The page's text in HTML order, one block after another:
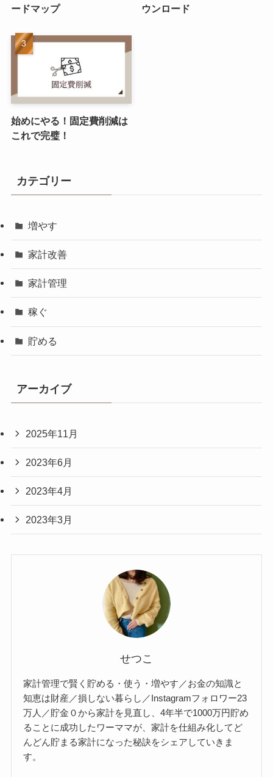
ードマップ
ウンロード
始めにやる！固定費削減は
これで完璧！
カテゴリー
増やす
家計改善
家計管理
稼ぐ
貯める
アーカイブ
2025年11月
2023年6月
2023年4月
2023年3月
せつこ
家計管理で賢く貯める・使う・増やす／お金の知識と
知恵は財産／損しない暮らし／Instagramフォロワー23
万人／貯金０から家計を見直し、4年半で1000万円貯め
ることに成功したワーママが、家計を仕組み化してど
んどん貯まる家計になった秘訣をシェアしていきま
す。